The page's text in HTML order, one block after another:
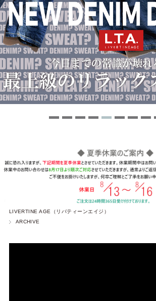
LIVERTINE AGE（リバティーンエイジ）
ARCHIVE